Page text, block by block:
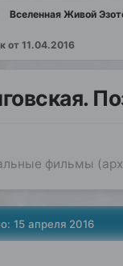
Вселенная Живой
от 11.04.2016
фильмы
15 апреля 2016